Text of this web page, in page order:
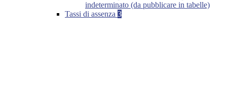
indeterminato (da pubblicare in tabelle)
Tassi di assenza 3